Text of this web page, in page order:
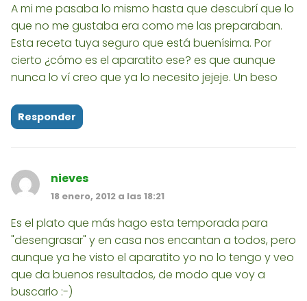
A mi me pasaba lo mismo hasta que descubrí que lo
que no me gustaba era como me las preparaban.
Esta receta tuya seguro que está buenísima. Por
cierto ¿cómo es el aparatito ese? es que aunque
nunca lo ví creo que ya lo necesito jejeje. Un beso
Responder
nieves
18 enero, 2012 a las 18:21
Es el plato que más hago esta temporada para
"desengrasar" y en casa nos encantan a todos, pero
aunque ya he visto el aparatito yo no lo tengo y veo
que da buenos resultados, de modo que voy a
buscarlo :-)